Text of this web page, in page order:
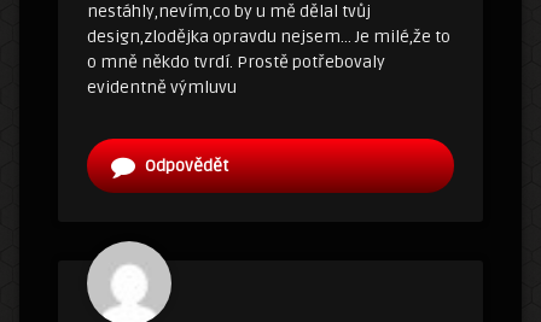
nestáhly,nevím,co by u mě dělal tvůj
design,zlodějka opravdu nejsem… Je milé,že to
o mně někdo tvrdí. Prostě potřebovaly
evidentně výmluvu
Odpovědět